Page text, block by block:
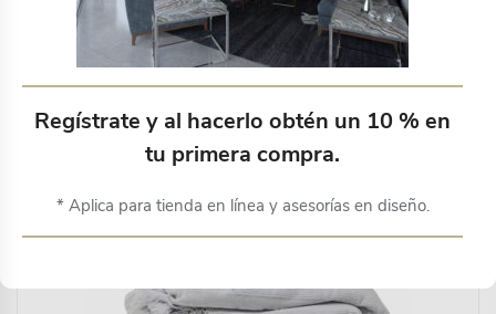
Productos relacionados
Regístrate y al hacerlo obtén un 10 % en
tu primera compra.
* Aplica para tienda en línea y asesorías en diseño.